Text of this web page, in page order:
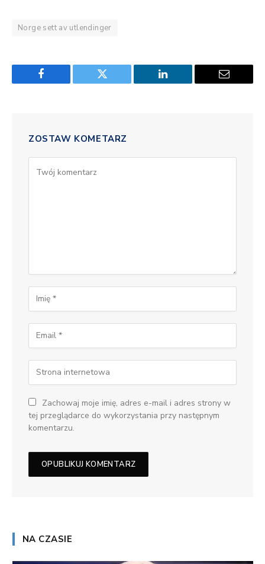
Norge sett av utlendinger
Facebook Twitter LinkedIn Email
ZOSTAW KOMETARZ
Zachowaj moje imię, adres e-mail i adres strony w
tej przeglądarce do wykorzystania przy następnym
komentarzu.
NA CZASIE